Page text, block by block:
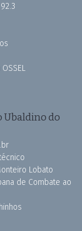
Ubaldino do
Lobato
de Combate ao